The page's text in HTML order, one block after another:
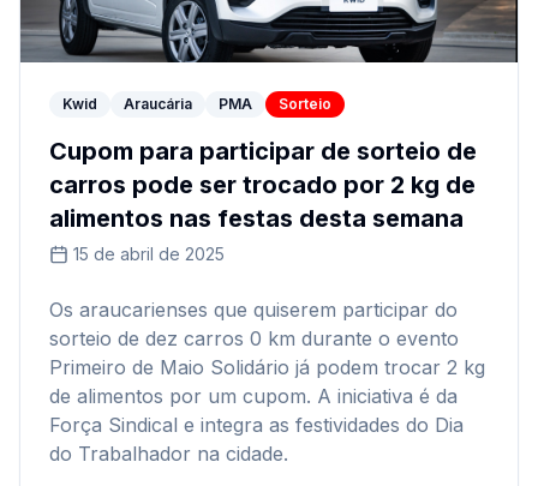
Kwid Araucária PMA Sorteio
Cupom para participar de sorteio de
carros pode ser trocado por 2 kg de
alimentos nas festas desta semana
15 de abril de 2025
Os araucarienses que quiserem participar do
sorteio de dez carros 0 km durante o evento
Primeiro de Maio Solidário já podem trocar 2 kg
de alimentos por um cupom. A iniciativa é da
Força Sindical e integra as festividades do Dia
do Trabalhador na cidade.